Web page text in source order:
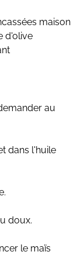
maison
d'olive
au
dans l'huile
doux.
le maïs